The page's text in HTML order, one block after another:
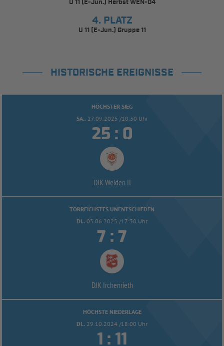
U 11 (E-Jun.) Herbst WEN-04
4. PLATZ
U 11 (E-Jun.) Gruppe 11
HISTORISCHE EREIGNISSE
HÖCHSTER SIEG
SA.. 27.09.2025 /10:30 Uhr
 : 
DJK Weiden II
TORREICHSTES UNENTSCHIEDEN
DI.. 03.06.2025 /17:30 Uhr
 : 
DJK Irchenrieth
HÖCHSTE NIEDERLAGE
DI.. 29.10.2024 /18:00 Uhr
 : 